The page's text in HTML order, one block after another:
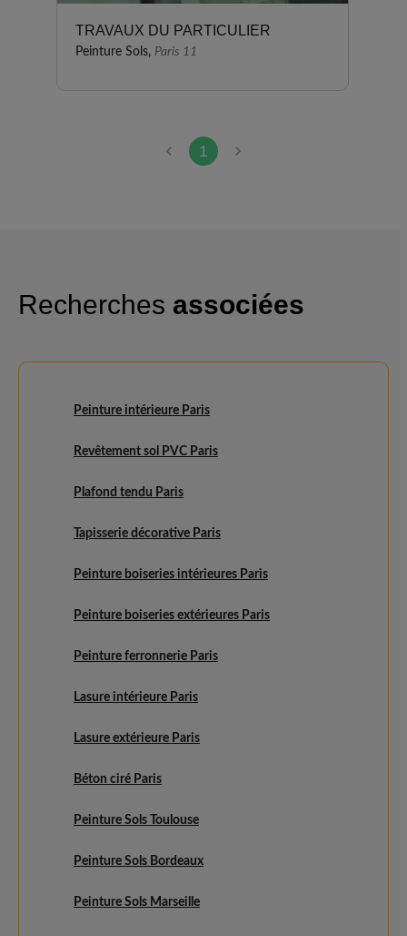
TRAVAUX DU PARTICULIER
Peinture Sols, Paris 11
1
Recherches associées
Peinture intérieure Paris
Revêtement sol PVC Paris
Plafond tendu Paris
Tapisserie décorative Paris
Peinture boiseries intérieures Paris
Peinture boiseries extérieures Paris
Peinture ferronnerie Paris
Lasure intérieure Paris
Lasure extérieure Paris
Béton ciré Paris
Peinture Sols Toulouse
Peinture Sols Bordeaux
Peinture Sols Marseille